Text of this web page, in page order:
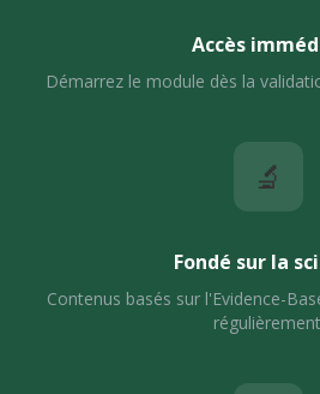
Accès
Démarrez le module dès la
🔬
Fondé sur la
Contenus basés sur l'Evidence-